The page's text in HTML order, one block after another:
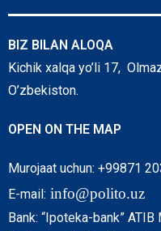
BIZ BILAN ALOQA
Kichik xalqa yo’li 17,
O’zbekiston.
OPEN ON THE MAP
Murojaat uchun: +99871
E-mail: info@polito.uz
Bank: “Ipoteka-bank”